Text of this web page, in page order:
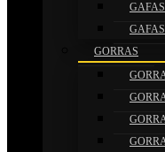
GORRAS